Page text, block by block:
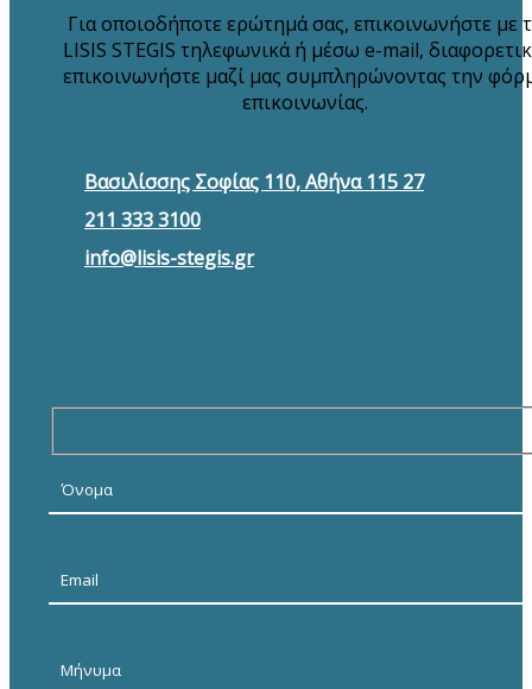
Για οποιοδήποτε ερώτημά σας, επικοινωνήστε με
LISIS STEGIS τηλεφωνικά ή μέσω e-mail,
επικοινωνήστε μαζί μας συμπληρώνοντας την
επικοινωνίας.
Βασιλίσσης Σοφίας 110, Αθήνα 115 27
211 333 3100
info@lisis-stegis.gr